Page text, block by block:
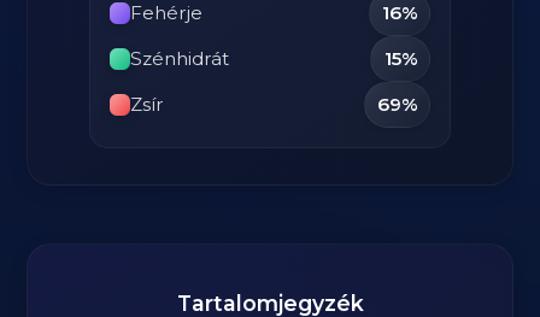
Fehérje
16%
Szénhidrát
15%
Zsír
69%
Tartalomjegyzék